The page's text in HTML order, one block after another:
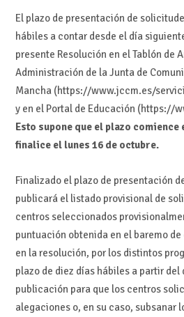
El plazo de presentación de
hábiles a contar desde el día
presente Resolución en el Tablón de
Administración de la Junta de
Mancha (https://www.jccm.es/
y en el Portal de Educación (https://
Esto supone que el plazo comience
finalice el lunes 16 de octubre.
Finalizado el plazo de presentación
publicará el listado provisional de
centros seleccionados
puntuación obtenida en el baremo
en la resolución, por los distintos
plazo de diez días hábiles a partir
publicación para que los centros
alegaciones o, en su caso, subsanar